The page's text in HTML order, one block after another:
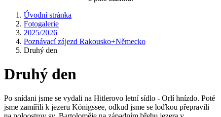
Úvodní stránka
Fotogalerie
2025/2026
Poznávací zájezd Rakousko+Německo
Druhý den
Druhý den
Po snídani jsme se vydali na Hitlerovo letní sídlo - Orlí hnízdo. Poté
jsme zamířili k jezeru Königssee, odkud jsme se loďkou přepravili